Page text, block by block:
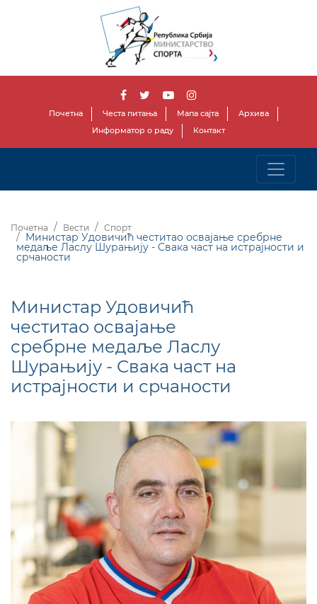
Почетна Честа питања Мапа сајта
Архива
Информатор о раду
Контакт
Почетна Вести Спорт
Министар Удовичић честитао освајање сребрне
медаље Ласлу Шурањију - Свака част на истрајности и
срчаности
Министар Удовичић
честитао освајање
сребрне медаље Ласлу
Шурањију - Свака част на
истрајности и срчаности